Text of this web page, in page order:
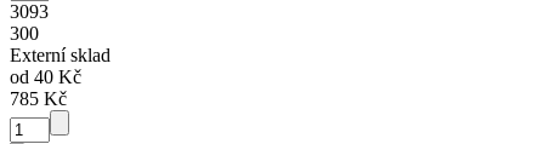
3093
300
Externí sklad
od 40 Kč
785 Kč